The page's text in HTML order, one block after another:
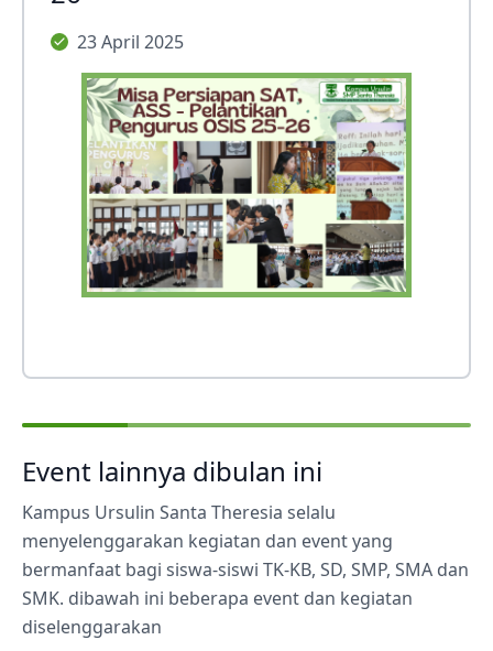
23 April 2025
Event lainnya dibulan ini
Kampus Ursulin Santa Theresia selalu
menyelenggarakan kegiatan dan event yang
bermanfaat bagi siswa-siswi TK-KB, SD, SMP, SMA dan
SMK. dibawah ini beberapa event dan kegiatan
diselenggarakan